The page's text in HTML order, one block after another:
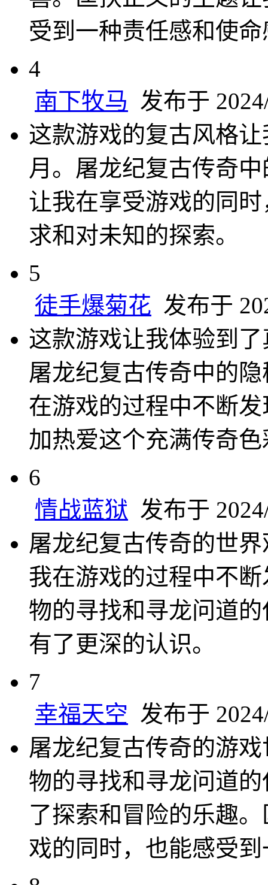
受到一种责任感和使命
4
南下牧马 发布于
这款游戏的复古风格
月。屠龙纪复古传奇
让我在享受游戏的同
求和对未知的探索。
5
徒手爆菊花 发布于
这款游戏让我体验到
屠龙纪复古传奇中的
在游戏的过程中不断
加热爱这个充满传奇
6
情战蓝狱 发布于
屠龙纪复古传奇的世
我在游戏的过程中不
物的寻找和寻龙问道
有了更深的认识。
7
幸福天空 发布于
屠龙纪复古传奇的游
物的寻找和寻龙问道
了探索和冒险的乐趣
戏的同时，也能感受